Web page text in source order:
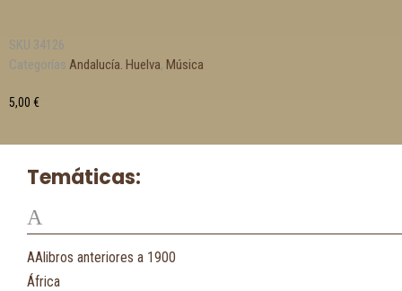
Temáticas:
A
AAlibros anteriores a 1900
África
SKU 34126
Categorías Andalucía. Huelva, Música
5,00 €